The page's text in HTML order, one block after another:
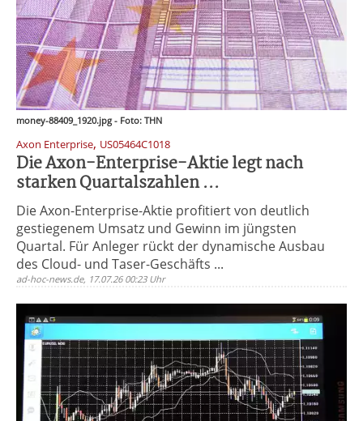
money-88409_1920.jpg - Foto: THN
Axon Enterprise, US05464C1018
Die Axon-Enterprise-Aktie legt nach
starken Quartalszahlen ...
Die Axon-Enterprise-Aktie profitiert von deutlich
gestiegenem Umsatz und Gewinn im jüngsten
Quartal. Für Anleger rückt der dynamische Ausbau
des Cloud- und Taser-Geschäfts ...
ad-hoc-news.de, 17.07.26 00:23 Uhr